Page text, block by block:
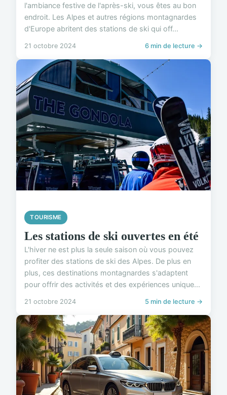
l'ambiance festive de l'après-ski, vous êtes au bon
endroit. Les Alpes et autres régions montagnardes
d'Europe abritent des stations de ski qui off...
21 octobre 2024 6 min de lecture →
TOURISME
Les stations de ski ouvertes en été
L'hiver ne est plus la seule saison où vous pouvez
profiter des stations de ski des Alpes. De plus en
plus, ces destinations montagnardes s'adaptent
pour offrir des activités et des expériences unique...
21 octobre 2024 5 min de lecture →